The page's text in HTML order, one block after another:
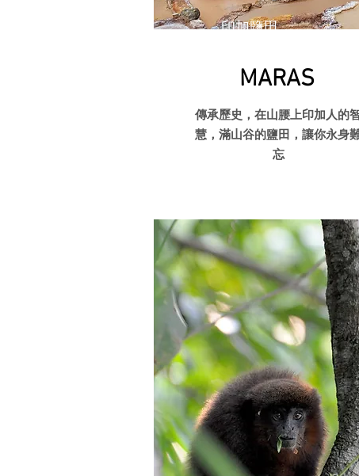
印加鹽田
MARAS
傳承歷史，在山腰上印加人的
慧，滿山谷的鹽田，讓你永身
忘